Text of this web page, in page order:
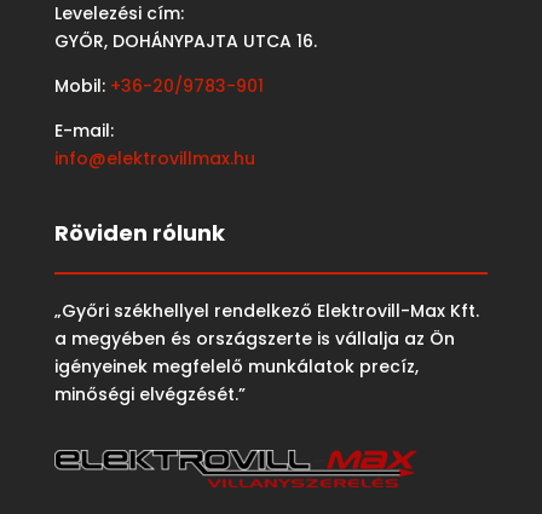
Levelezési cím:
GYŐR, DOHÁNYPAJTA UTCA 16.
Mobil: +36-20/9783-901
E-mail:
info@elektrovillmax.hu
Röviden rólunk
„Győri székhellyel rendelkező Elektrovill-Max Kft.
a megyében és országszerte is vállalja az Ön
igényeinek megfelelő munkálatok precíz,
minőségi elvégzését.”